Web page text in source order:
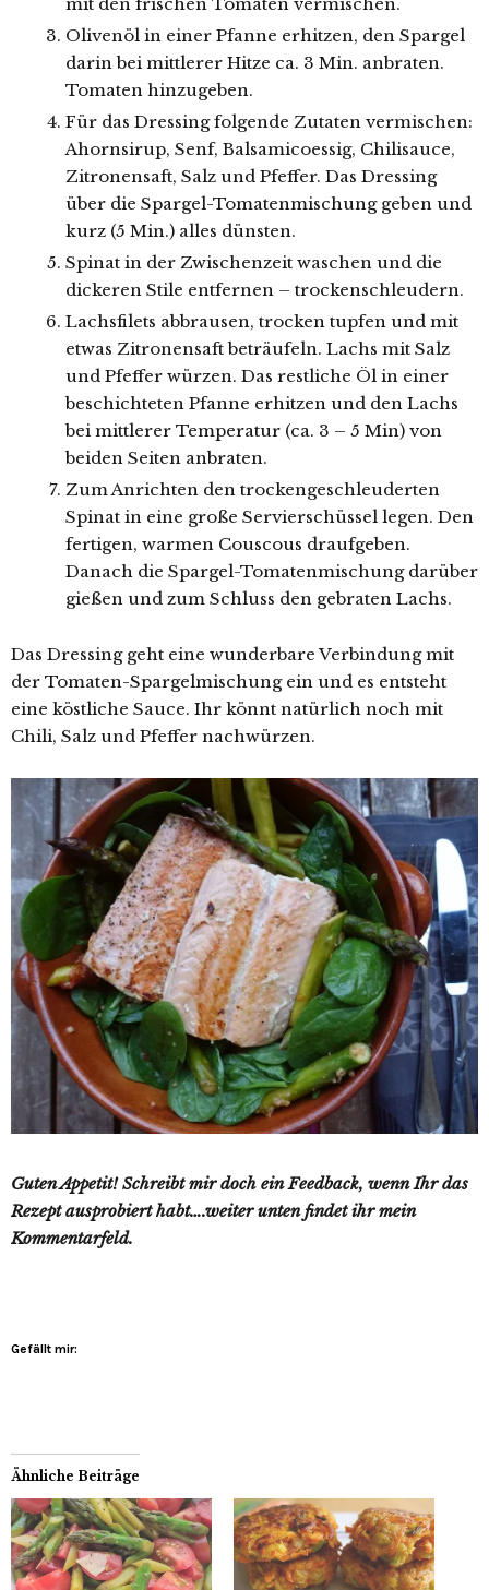
mit den frischen Tomaten vermischen.
Olivenöl in einer Pfanne erhitzen, den Spargel
darin bei mittlerer Hitze ca. 3 Min. anbraten.
Tomaten hinzugeben.
Für das Dressing folgende Zutaten vermischen:
Ahornsirup, Senf, Balsamicoessig, Chilisauce,
Zitronensaft, Salz und Pfeffer. Das Dressing
über die Spargel-Tomatenmischung geben und
kurz (5 Min.) alles dünsten.
Spinat in der Zwischenzeit waschen und die
dickeren Stile entfernen – trockenschleudern.
Lachsfilets abbrausen, trocken tupfen und mit
etwas Zitronensaft beträufeln. Lachs mit Salz
und Pfeffer würzen. Das restliche Öl in einer
beschichteten Pfanne erhitzen und den Lachs
bei mittlerer Temperatur (ca. 3 – 5 Min) von
beiden Seiten anbraten.
Zum Anrichten den trockengeschleuderten
Spinat in eine große Servierschüssel legen. Den
fertigen, warmen Couscous draufgeben.
Danach die Spargel-Tomatenmischung darüber
gießen und zum Schluss den gebraten Lachs.
Das Dressing geht eine wunderbare Verbindung mit
der Tomaten-Spargelmischung ein und es entsteht
eine köstliche Sauce. Ihr könnt natürlich noch mit
Chili, Salz und Pfeffer nachwürzen.
Guten Appetit! Schreibt mir doch ein Feedback, wenn Ihr das
Rezept ausprobiert habt….weiter unten findet ihr mein
Kommentarfeld.
Gefällt mir:
Ähnliche Beiträge